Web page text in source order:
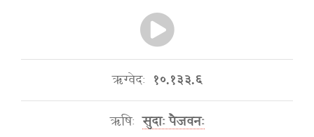
ऋग्वेदः १०.१३३.६
ऋषिः सुदाः पैजवनः